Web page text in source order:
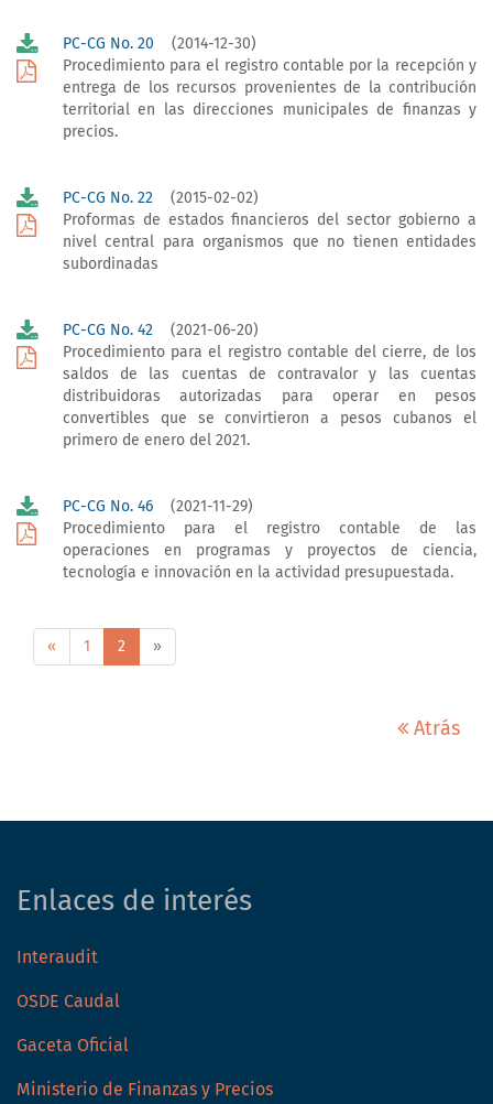
PC-CG No. 20 (2014-12-30)
Procedimiento para el registro contable por la recepción y
entrega de los recursos provenientes de la contribución
territorial en las direcciones municipales de finanzas y
precios.
PC-CG No. 22(2015-02-02)
Proformas de estados financieros del sector gobierno a
nivel central para organismos que no tienen entidades
subordinadas
PC-CG No. 42(2021-06-20)
Procedimiento para el registro contable del cierre, de los
saldos de las cuentas de contravalor y las cuentas
distribuidoras autorizadas para operar en pesos
convertibles que se convirtieron a pesos cubanos el
primero de enero del 2021.
PC-CG No. 46(2021-11-29)
Procedimiento para el registro contable de las
operaciones en programas y proyectos de ciencia,
tecnología e innovación en la actividad presupuestada.
« 1 2 »
Atrás
Enlaces de interés
Interaudit
OSDE Caudal
Gaceta Oficial
Ministerio de Finanzas y Precios